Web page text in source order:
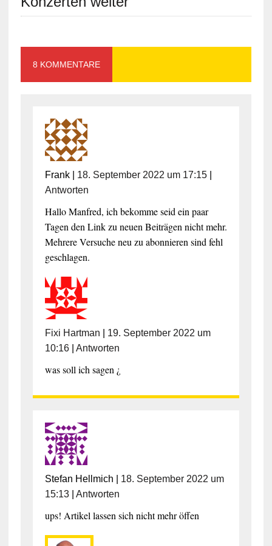
8 KOMMENTARE
Frank| 18. September 2022 um 17:15|
Antworten
Hallo Manfred, ich bekomme seid ein paar
Tagen den Link zu neuen Beiträgen nicht mehr.
Mehrere Versuche neu zu abonnieren sind fehl
geschlagen.
Fixi Hartman
19. September 2022 um
10:16| Antworten
was soll ich sagen ¿
Stefan Hellmich
18. September 2022 um
15:13| Antworten
ups! Artikel lassen sich nicht mehr öffen